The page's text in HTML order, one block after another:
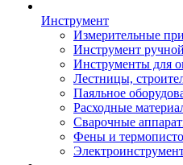
Инструмент
Измерительные
Инструмент ручной
Инструменты для
Лестницы,
Паяльное
Расходные
Сварочные
Фены и